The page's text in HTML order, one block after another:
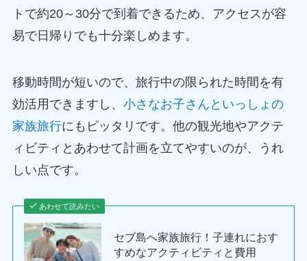
トで約20～30分で到着できるため、アクセスが容
易で日帰りでも十分楽しめます。
移動時間が短いので、旅行中の限られた時間を有
効活用できますし、 小さなお子さんといっしょの
家族旅行にもピッタリです。他の観光地やアクテ
ィビティとあわせて計画を立てやすいのが、うれ
しい点です。
あわせて読みたい
セブ島へ家族旅行！子連れにおす
すめなアクティビティと費用